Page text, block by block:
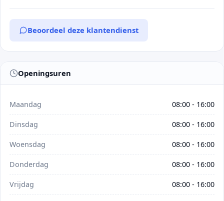
Beoordeel deze klantendienst
Openingsuren
Maandag 08:00 - 16:00
Dinsdag 08:00 - 16:00
Woensdag 08:00 - 16:00
Donderdag 08:00 - 16:00
Vrijdag 08:00 - 16:00